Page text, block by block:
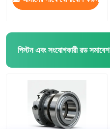
পিস্টন এবং সংযোগকারী রড সমাবেশ